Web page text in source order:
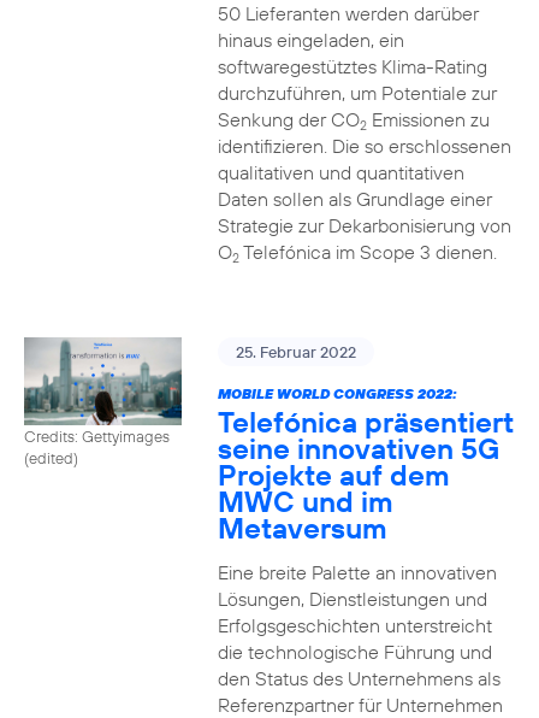
50 Lieferanten werden darüber
hinaus eingeladen, ein
softwaregestütztes Klima-Rating
durchzuführen, um Potentiale zur
Senkung der CO2Emissionen zu
identifizieren. Die so erschlossenen
qualitativen und quantitativen
Daten sollen als Grundlage einer
Strategie zur Dekarbonisierung von
O2Telefónica im Scope 3 dienen.
Credits: Gettyimages
(edited)
25. Februar 2022
MOBILE WORLD CONGRESS 2022:
Telefónica präsentiert
seine innovativen 5G
Projekte auf dem
MWC und im
Metaversum
Eine breite Palette an innovativen
Lösungen, Dienstleistungen und
Erfolgsgeschichten unterstreicht
die technologische Führung und
den Status des Unternehmens als
Referenzpartner für Unternehmen